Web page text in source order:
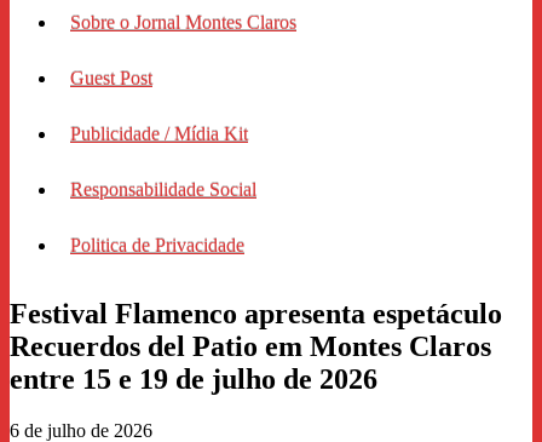
Sobre o Jornal Montes Claros
Guest Post
Publicidade / Mídia Kit
Responsabilidade Social
Politica de Privacidade
Festival Flamenco apresenta espetáculo
Recuerdos del Patio em Montes Claros
entre 15 e 19 de julho de 2026
6 de julho de 2026